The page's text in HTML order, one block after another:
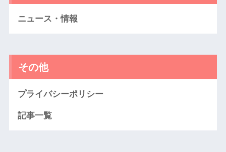
ニュース・情報
その他
プライバシーポリシー
記事一覧